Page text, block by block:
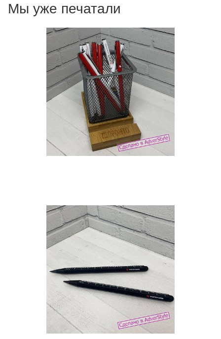
Мы уже печатали